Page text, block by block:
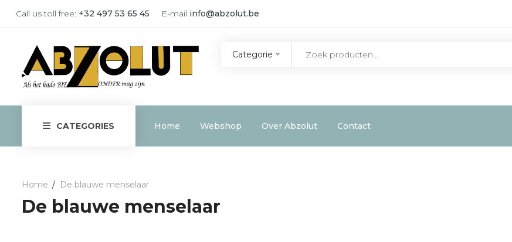
Call us toll free: +32 497 53 65 45 E-mail info@abzolut.be
Categorie
CATEGORIES Home Webshop Over Abzolut Contact
Home De blauwe menselaar
De blauwe menselaar